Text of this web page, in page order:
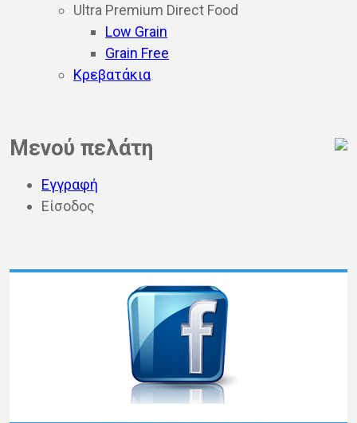
Ultra Premium Direct Food
Low Grain
Grain Free
Κρεβατάκια
Μενού πελάτη
Εγγραφή
Είσοδος